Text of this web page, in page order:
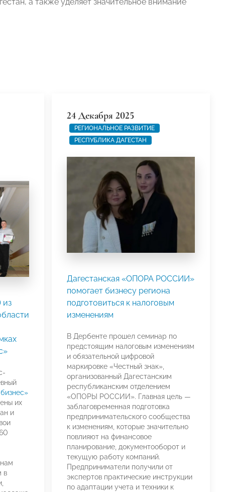
а также уделяет значительное внимание
из
их
и
в
24 Декабря 2025
РЕГИОНАЛЬНОЕ РАЗВИТИЕ
РЕСПУБЛИКА ДАГЕСТАН
Дагестанская «ОПОРА РОССИИ»
помогает бизнесу региона
подготовиться к налоговым
изменениям
В Дербенте прошел семинар по
предстоящим налоговым изменениям
и обязательной цифровой
маркировке «Честный знак»,
организованный Дагестанским
республиканским отделением
«ОПОРЫ РОССИИ». Главная цель —
заблаговременная подготовка
предпринимательского сообщества
к изменениям, которые значительно
повлияют на финансовое
планирование, документооборот и
текущую работу компаний.
Предприниматели получили от
экспертов практические инструкции
по адаптации учета и техники к